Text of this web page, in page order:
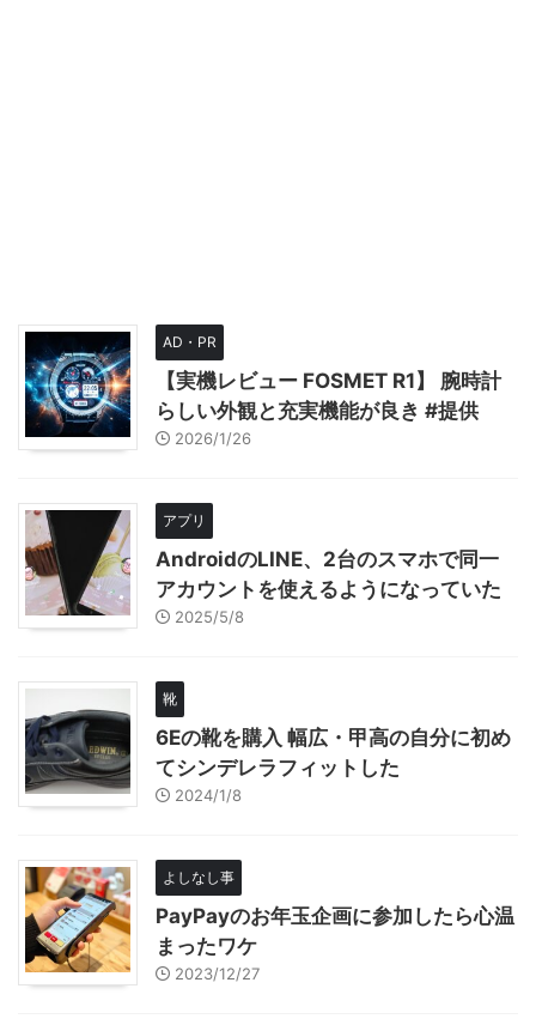
AD・PR
【実機レビュー FOSMET R1】 腕時計
らしい外観と充実機能が良き #提供
2026/1/26
アプリ
AndroidのLINE、2台のスマホで同一
アカウントを使えるようになっていた
2025/5/8
靴
6Eの靴を購入 幅広・甲高の自分に初め
てシンデレラフィットした
2024/1/8
よしなし事
PayPayのお年玉企画に参加したら心温
まったワケ
2023/12/27